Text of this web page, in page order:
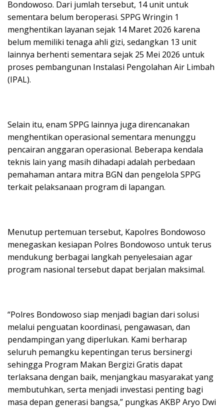
Bondowoso. Dari jumlah tersebut, 14 unit untuk
sementara belum beroperasi. SPPG Wringin 1
menghentikan layanan sejak 14 Maret 2026 karena
belum memiliki tenaga ahli gizi, sedangkan 13 unit
lainnya berhenti sementara sejak 25 Mei 2026 untuk
proses pembangunan Instalasi Pengolahan Air Limbah
(IPAL).
Selain itu, enam SPPG lainnya juga direncanakan
menghentikan operasional sementara menunggu
pencairan anggaran operasional. Beberapa kendala
teknis lain yang masih dihadapi adalah perbedaan
pemahaman antara mitra BGN dan pengelola SPPG
terkait pelaksanaan program di lapangan.
Menutup pertemuan tersebut, Kapolres Bondowoso
menegaskan kesiapan Polres Bondowoso untuk terus
mendukung berbagai langkah penyelesaian agar
program nasional tersebut dapat berjalan maksimal.
“Polres Bondowoso siap menjadi bagian dari solusi
melalui penguatan koordinasi, pengawasan, dan
pendampingan yang diperlukan. Kami berharap
seluruh pemangku kepentingan terus bersinergi
sehingga Program Makan Bergizi Gratis dapat
terlaksana dengan baik, menjangkau masyarakat yang
membutuhkan, serta menjadi investasi penting bagi
masa depan generasi bangsa,” pungkas AKBP Aryo Dwi